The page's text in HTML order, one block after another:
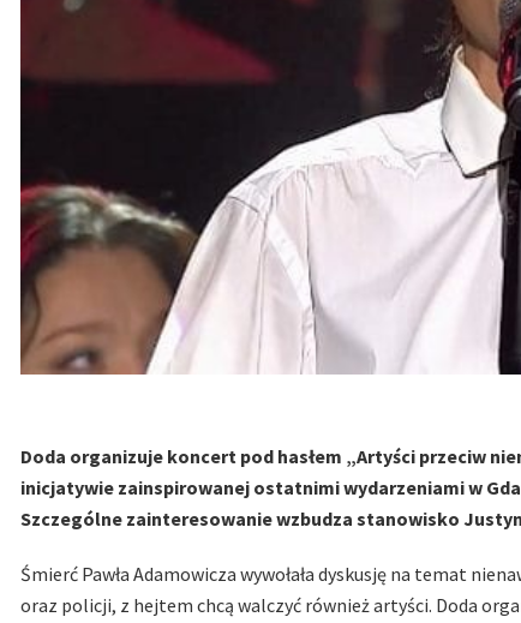
Doda organizuje koncert pod hasłem „Artyści przeciw
inicjatywie zainspirowanej ostatnimi wydarzeniami w
Szczególne zainteresowanie wzbudza stanowisko
Śmierć Pawła Adamowicza wywołała dyskusję na temat
oraz policji, z hejtem chcą walczyć również artyści. Doda